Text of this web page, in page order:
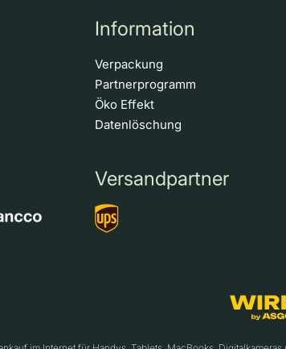
Information
Verpackung
Partnerprogramm
Öko Effekt
Datenlöschung
Versandpartner